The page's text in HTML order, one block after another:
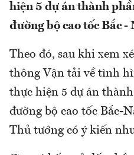
hiện 5 dự án thành
đường bộ cao tốc Bắc
Theo đó, sau khi xem
thông Vận tải về tình
thực hiện 5 dự án
đường bộ cao tốc Bắc-
Thủ tướng có ý kiến